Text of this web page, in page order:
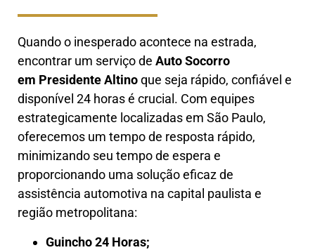
Quando o inesperado acontece na estrada,
encontrar um serviço de Auto Socorro
em Presidente Altinoque seja rápido, confiável e
disponível 24 horas é crucial. Com equipes
estrategicamente localizadas em São Paulo,
oferecemos um tempo de resposta rápido,
minimizando seu tempo de espera e
proporcionando uma solução eficaz de
assistência automotiva na capital paulista e
região metropolitana:
Guincho 24 Horas;